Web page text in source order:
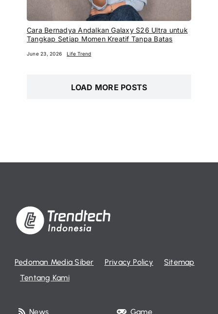
Cara Bernadya Andalkan Galaxy S26 Ultra untuk
Tangkap Setiap Momen Kreatif Tanpa Batas
June 23, 2026 Life Trend
LOAD MORE POSTS
Pedoman Media Siber Privacy Policy
Sitemap
Tentang Kami
News
Game